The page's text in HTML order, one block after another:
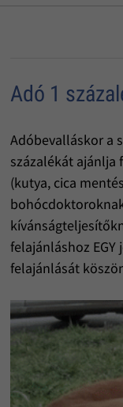
Adó 1
Adóbevalláskor a
százalékát
(kutya, cica
felajánláshoz
felajánlását